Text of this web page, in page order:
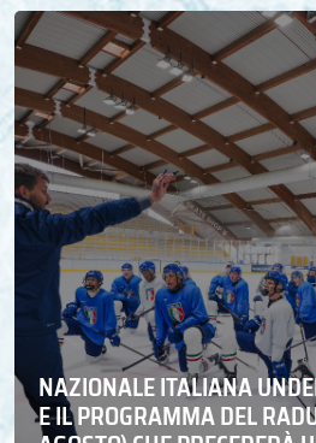
NAZIONALE ITALIANA
E IL PROGRAMMA DEL